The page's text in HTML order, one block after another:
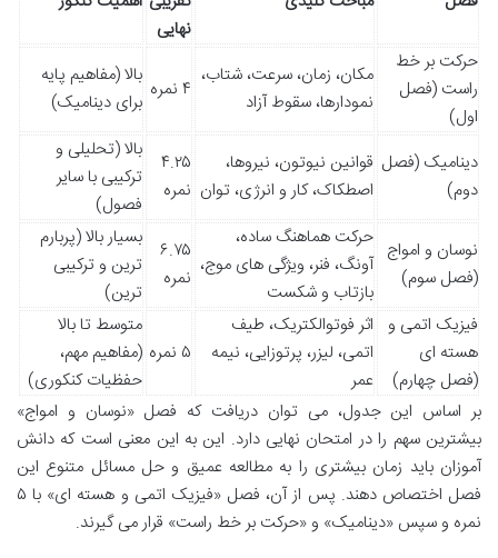
نهایی
حرکت بر خط
راست (فصل
اول)
مکان، زمان، سرعت، شتاب،
نمودارها، سقوط آزاد
۴ نمره
بالا (مفاهیم پایه
برای دینامیک)
دینامیک (فصل
دوم)
قوانین نیوتون، نیروها،
اصطکاک، کار و انرژی، توان
۴.۲۵
نمره
بالا (تحلیلی و
ترکیبی با سایر
فصول)
نوسان و امواج
(فصل سوم)
حرکت هماهنگ ساده،
آونگ، فنر، ویژگی های موج،
بازتاب و شکست
۶.۷۵
نمره
بسیار بالا (پربارم
ترین و ترکیبی
ترین)
فیزیک اتمی و
هسته ای
(فصل چهارم)
اثر فوتوالکتریک، طیف
اتمی، لیزر، پرتوزایی، نیمه
عمر
۵ نمره
متوسط تا بالا
(مفاهیم مهم،
حفظیات کنکوری)
بر اساس این جدول، می توان دریافت که فصل «نوسان و امواج»
بیشترین سهم را در امتحان نهایی دارد. این به این معنی است که دانش
آموزان باید زمان بیشتری را به مطالعه عمیق و حل مسائل متنوع این
فصل اختصاص دهند. پس از آن، فصل «فیزیک اتمی و هسته ای» با ۵
نمره و سپس «دینامیک» و «حرکت بر خط راست» قرار می گیرند.